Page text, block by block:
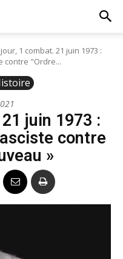
jour, 1 combat. 21 juin 1973 :
contre "Ordre...
juin 1973 :
contre
»